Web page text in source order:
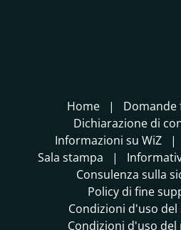
Home
Dichiarazione di
Informazioni su WiZ
Sala stampa
Consulenza sulla
Policy di fine
Condizioni d'uso del
Condizioni d'uso